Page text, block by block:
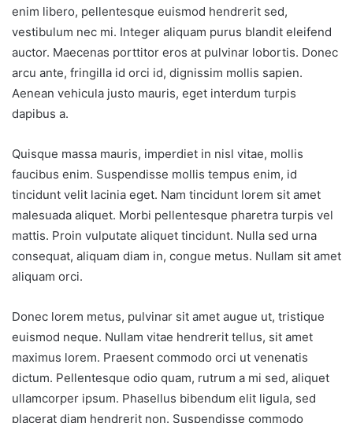
enim libero, pellentesque euismod hendrerit sed,
vestibulum nec mi. Integer aliquam purus blandit eleifend
auctor. Maecenas porttitor eros at pulvinar lobortis. Donec
arcu ante, fringilla id orci id, dignissim mollis sapien.
Aenean vehicula justo mauris, eget interdum turpis
dapibus a.
Quisque massa mauris, imperdiet in nisl vitae, mollis
faucibus enim. Suspendisse mollis tempus enim, id
tincidunt velit lacinia eget. Nam tincidunt lorem sit amet
malesuada aliquet. Morbi pellentesque pharetra turpis vel
mattis. Proin vulputate aliquet tincidunt. Nulla sed urna
consequat, aliquam diam in, congue metus. Nullam sit amet
aliquam orci.
Donec lorem metus, pulvinar sit amet augue ut, tristique
euismod neque. Nullam vitae hendrerit tellus, sit amet
maximus lorem. Praesent commodo orci ut venenatis
dictum. Pellentesque odio quam, rutrum a mi sed, aliquet
ullamcorper ipsum. Phasellus bibendum elit ligula, sed
placerat diam hendrerit non. Suspendisse commodo